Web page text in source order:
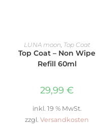
IN DEN WARENKORB
LUNA moon Top Coat
Top Coat – Non Wipe
Refill 60ml
29,99 €
inkl. 19 % MwSt.
zzgl. Versandkosten